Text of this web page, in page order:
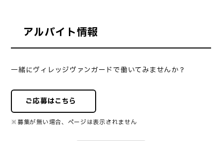
アルバイト情報
一緒にヴィレッジヴァンガードで働いてみませんか？
ご応募はこちら
※募集が無い場合、ページは表示されません